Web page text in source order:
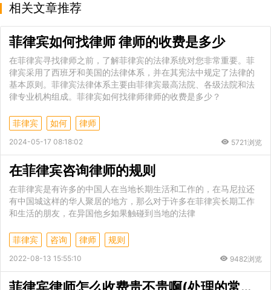
相关文章推荐
菲律宾如何找律师 律师的收费是多少
在菲律宾寻找律师之前，了解菲律宾的法律系统对您非常重要。菲
律宾采用了西班牙和美国的法律体系，并在其宪法中规定了法律的
基本原则。菲律宾法律体系主要由菲律宾最高法院、各级法院和法
律专业机构组成。菲律宾如何找律师律师的收费是多少？
菲律宾 如何 律师
2024-05-17 08:18:02 5721浏览
在菲律宾咨询律师的规则
在菲律宾是有许多的中国人在当地长期生活和工作的，在马尼拉还
有中国城这样的华人聚居的地方，那么对于许多在菲律宾长期工作
和生活的朋友，在异国他乡如果触碰到当地的法律
菲律宾 咨询 律师 规则
2022-08-13 15:55:10 9482浏览